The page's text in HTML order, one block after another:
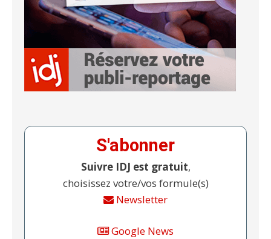
S'abonner
Suivre IDJ est gratuit,
choisissez votre/vos formule(s)
Newsletter
Google News